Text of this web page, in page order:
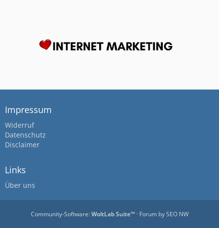
Impressum
Widerruf
Datenschutz
Disclaimer
Links
Über uns
Community-Software:WoltLab Suite™· Forum bySEO NW